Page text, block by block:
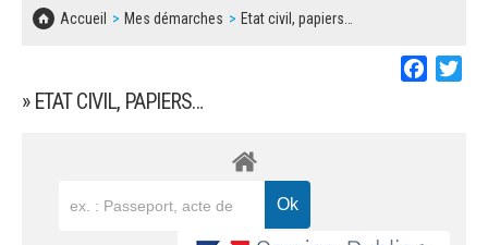
Accueil Mes démarches Etat civil, papiers…
» ETAT CIVIL, PAPIERS…
CONCERTATIONS PUBLIQUES
SOLIDARITÉ, LOGEMENT
BESOIN D'UNE AIDE ?
LES ASSOCIATIONS
MARCHÉS PUBLICS
REGLEMENT LOCAL DE PUBLICITÉ